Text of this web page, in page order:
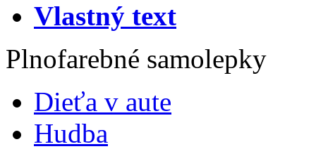
Vlastný text
Plnofarebné samolepky
Dieťa v aute
Hudba